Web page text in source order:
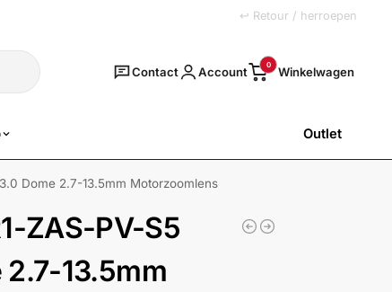
↩ Retour / herroepen
Zoeken
Contact Account 0
Outlet
Dome 2.7-13.5mm Motorzoomlens
ZAS-PV-S5
2.7-13.5mm